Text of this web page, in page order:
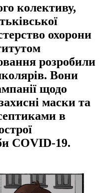
колективу,
охорони
розробили
Вони
щодо
маски та
в
COVID-19.